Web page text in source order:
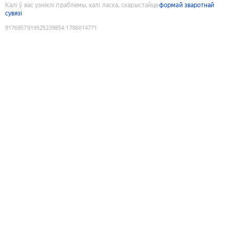
Калі ў вас узніклі праблемы, калі ласка, скарыстайцеформай зваротнай
сувязі
9176957919525239854:1786014771